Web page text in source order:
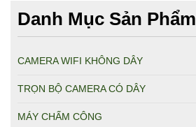
Danh Mục Sản Phẩm
CAMERA WIFI KHÔNG DÂY
TRỌN BỘ CAMERA CÓ DÂY
MÁY CHẤM CÔNG